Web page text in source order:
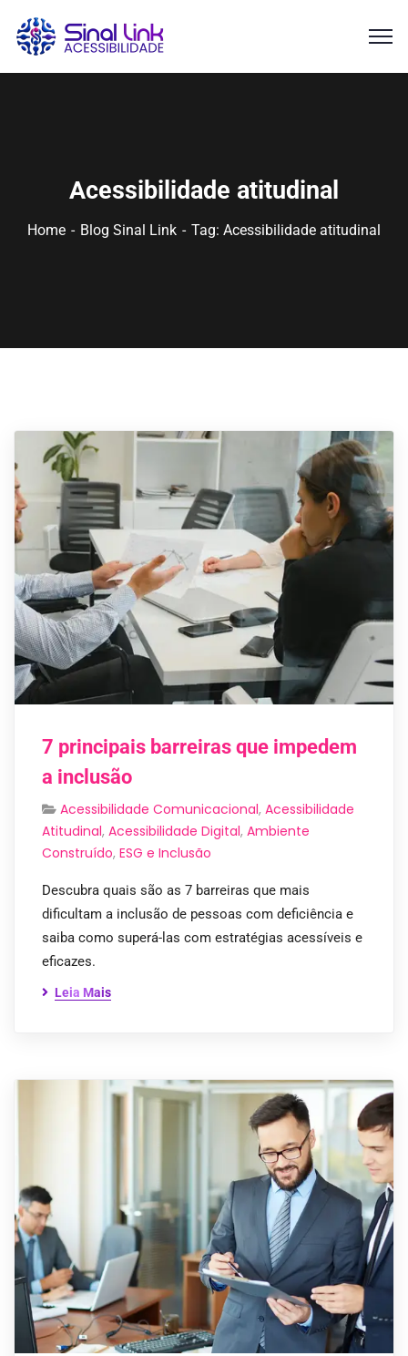
Acessibilidade atitudinal
Home Blog Sinal Link Tag: Acessibilidade atitudinal
7 principais barreiras que impedem
a inclusão
Acessibilidade Comunicacional, Acessibilidade
Atitudinal, Acessibilidade Digital, Ambiente
Construído, ESG e Inclusão
Descubra quais são as 7 barreiras que mais
dificultam a inclusão de pessoas com deficiência e
saiba como superá-las com estratégias acessíveis e
eficazes.
Leia Mais